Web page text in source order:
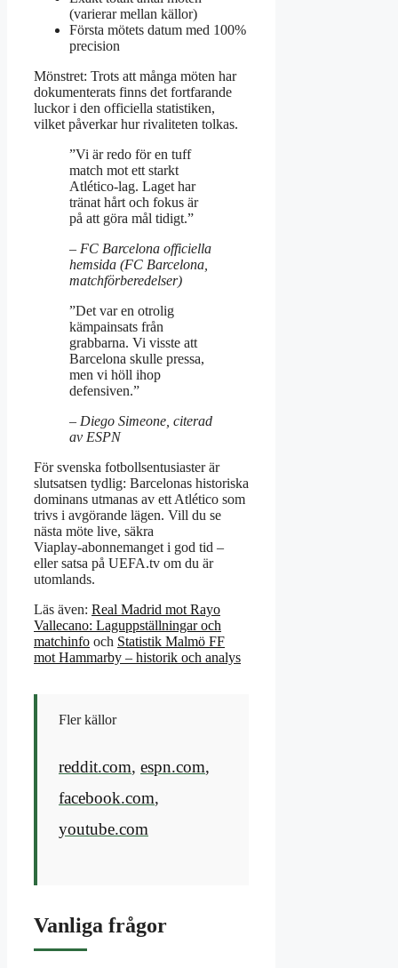
(varierar mellan källor)
Första mötets datum med 100%
precision
Mönstret: Trots att många möten har
dokumenterats finns det fortfarande
luckor i den officiella statistiken,
vilket påverkar hur rivaliteten tolkas.
”Vi är redo för en tuff
match mot ett starkt
Atlético‑lag. Laget har
tränat hårt och fokus är
på att göra mål tidigt.”
– FC Barcelona officiella
hemsida (FC Barcelona,
matchförberedelser)
”Det var en otrolig
kämpainsats från
grabbarna. Vi visste att
Barcelona skulle pressa,
men vi höll ihop
defensiven.”
– Diego Simeone, citerad
av ESPN
För svenska fotbollsentusiaster är
slutsatsen tydlig: Barcelonas historiska
dominans utmanas av ett Atlético som
trivs i avgörande lägen. Vill du se
nästa möte live, säkra
Viaplay‑abonnemanget i god tid –
eller satsa på UEFA.tv om du är
utomlands.
Läs även: Real Madrid mot Rayo
Vallecano: Laguppställningar och
matchinfo och Statistik Malmö FF
mot Hammarby – historik och analys
Fler källor
reddit.com, espn.com,
facebook.com,
youtube.com
Vanliga frågor